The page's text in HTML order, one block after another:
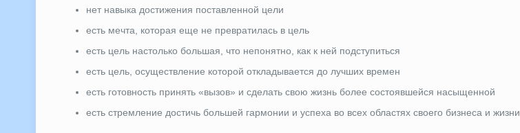
нет навыка достижения поставленной цели
есть мечта, которая еще не превратилась в цель
есть цель настолько большая, что непонятно, как к ней подступиться
есть цель, осуществление которой откладывается до лучших времен
есть готовность принять «вызов» и сделать свою жизнь более состоявшейся насыщенной
есть стремление достичь большей гармонии и успеха во всех областях своего бизнеса и жизни